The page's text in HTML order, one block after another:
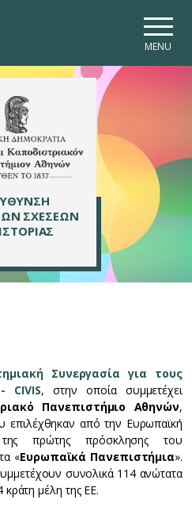
MENU
ΣΧΕΣΕΩΝ
Συνεργασία για τους
CIVIS, στην οποία συμμετέχει
Πανεπιστήμιο Αθηνών,
επιλέχθηκαν από την Ευρωπαϊκή
πρώτης πρόσκλησης του
«Ευρωπαϊκά Πανεπιστήμια».
συνολικά 114 ανώτατα
κράτη μέλη της ΕΕ.